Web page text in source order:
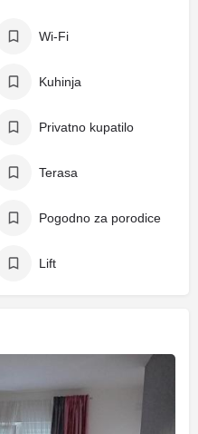
Wi-Fi
Kuhinja
Privatno kupatilo
Terasa
Pogodno za porodice
Lift